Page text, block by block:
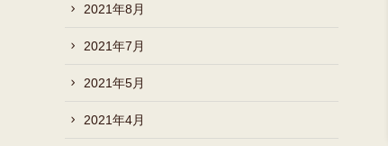
2021年8月
2021年7月
2021年5月
2021年4月